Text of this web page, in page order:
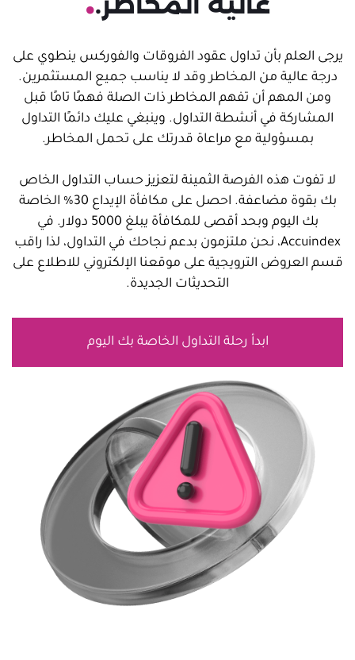
يرجى العلم بأن تداول عقود الفروقات والفوركس ينطوي على
درجة عالية من المخاطر وقد لا يناسب جميع المستثمرين.
ومن المهم أن تفهم المخاطر ذات الصلة فهمًا تامًا قبل
المشاركة في أنشطة التداول. وينبغي عليك دائمًا التداول
بمسؤولية مع مراعاة قدرتك على تحمل المخاطر.
لا تفوت هذه الفرصة الثمينة لتعزيز حساب التداول الخاص
بك بقوة مضاعفة. احصل على مكافأة الإيداع 30% الخاصة
بك اليوم وبحد أقصى للمكافأة يبلغ 5000 دولار. في
Accuindex، نحن ملتزمون بدعم نجاحك في التداول، لذا راقب
قسم العروض الترويجية على موقعنا الإلكتروني للاطلاع على
التحديثات الجديدة.
ابدأ رحلة التداول الخاصة بك اليوم